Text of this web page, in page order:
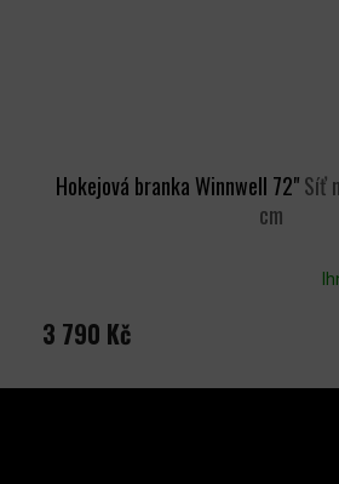
Hokejová branka Winnwell 72"Síť
cm
3 790 Kč
Z